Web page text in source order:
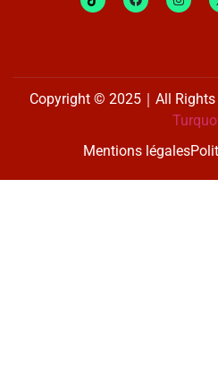
Copyright © 2025｜All Rights
Mentions légales